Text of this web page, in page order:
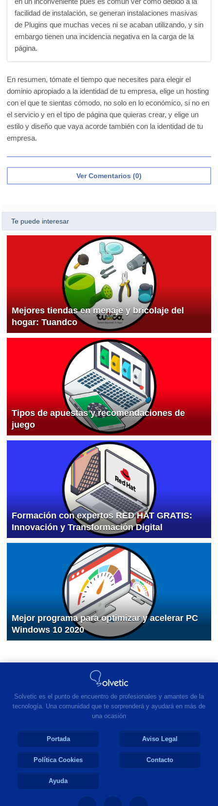
facilidad de instalación, se generan instalaciones masivas
de Plugins que muchas veces ni se acaban utilizando, y sin
embargo tienen una incidencia negativa en la carga de la
página.
En resumen, tómate el tiempo que necesites para elegir el
dominio apropiado a la identidad de tu empresa, elige un hosting
con el que te sientas cómodo, no solo en lo económico, si no en
el servicio y en el tipo de página que quieras crear, y elige un
estilo y diseño que vaya acorde también con la identidad de tu
empresa.
Ver Comentarios (0)
Te puede interesar
Mejores tiendas en menaje y bricolaje del
hogar: Tuandco
Tipos de apuestas y recomendaciones de
juego
Formación con expertos RED HAT GRATIS:
Innovación y Transformación Digital
Mejor programa para optimizar y acelerar PC
Windows 10 2020
Solvetic es el punto de encuentro de profesionales y amantes de la
tecnología. Una comunidad que te sorprenderá y ayudará en más de
una ocasión
Portada Aviso Legal
Política Cookies Contacto
Ayuda